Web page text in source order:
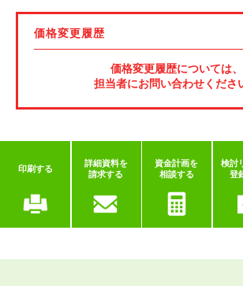
価格変更履歴
価格変更履歴については、
担当者にお問い合わせくださ
印刷する
詳細資料を
請求する
資金計画を
相談する
検討
登